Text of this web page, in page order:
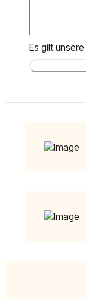
Es gilt unsere